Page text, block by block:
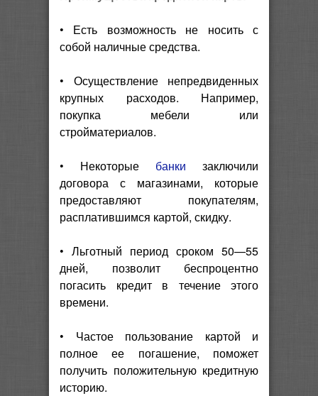
• Есть возможность не носить с
собой наличные средства.
• Осуществление непредвиденных
крупных расходов. Например,
покупка мебели или
стройматериалов.
• Некоторые банки заключили
договора с магазинами, которые
предоставляют покупателям,
расплатившимся картой, скидку.
• Льготный период сроком 50—55
дней, позволит беспроцентно
погасить кредит в течение этого
времени.
• Частое пользование картой и
полное ее погашение, поможет
получить положительную кредитную
историю.